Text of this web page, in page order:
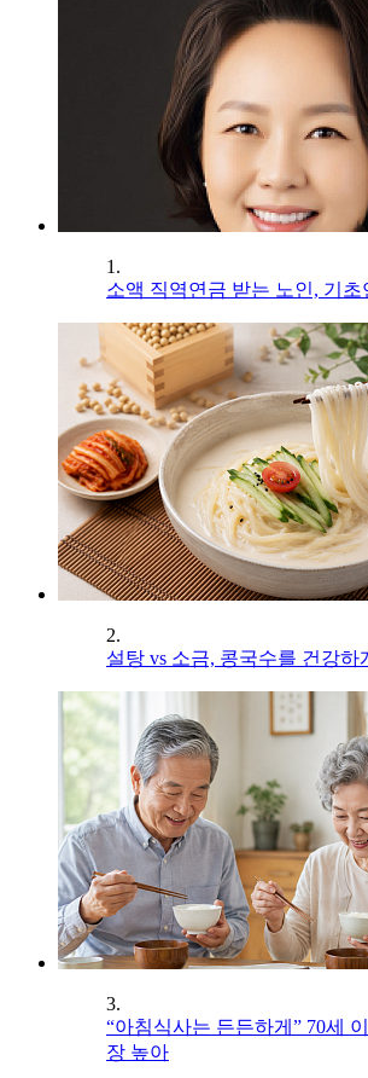
1.
소액 직역연금 받는 노인, 기
2.
설탕 vs 소금, 콩국수를 건강하
3.
“아침식사는 든든하게” 70세
장 높아